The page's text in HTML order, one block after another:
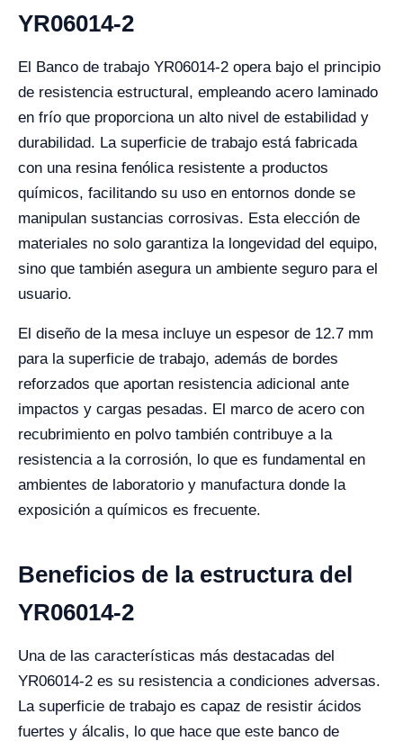
YR06014-2
El Banco de trabajo YR06014-2 opera bajo el principio
de resistencia estructural, empleando acero laminado
en frío que proporciona un alto nivel de estabilidad y
durabilidad. La superficie de trabajo está fabricada
con una resina fenólica resistente a productos
químicos, facilitando su uso en entornos donde se
manipulan sustancias corrosivas. Esta elección de
materiales no solo garantiza la longevidad del equipo,
sino que también asegura un ambiente seguro para el
usuario.
El diseño de la mesa incluye un espesor de 12.7 mm
para la superficie de trabajo, además de bordes
reforzados que aportan resistencia adicional ante
impactos y cargas pesadas. El marco de acero con
recubrimiento en polvo también contribuye a la
resistencia a la corrosión, lo que es fundamental en
ambientes de laboratorio y manufactura donde la
exposición a químicos es frecuente.
Beneficios de la estructura del
YR06014-2
Una de las características más destacadas del
YR06014-2 es su resistencia a condiciones adversas.
La superficie de trabajo es capaz de resistir ácidos
fuertes y álcalis, lo que hace que este banco de